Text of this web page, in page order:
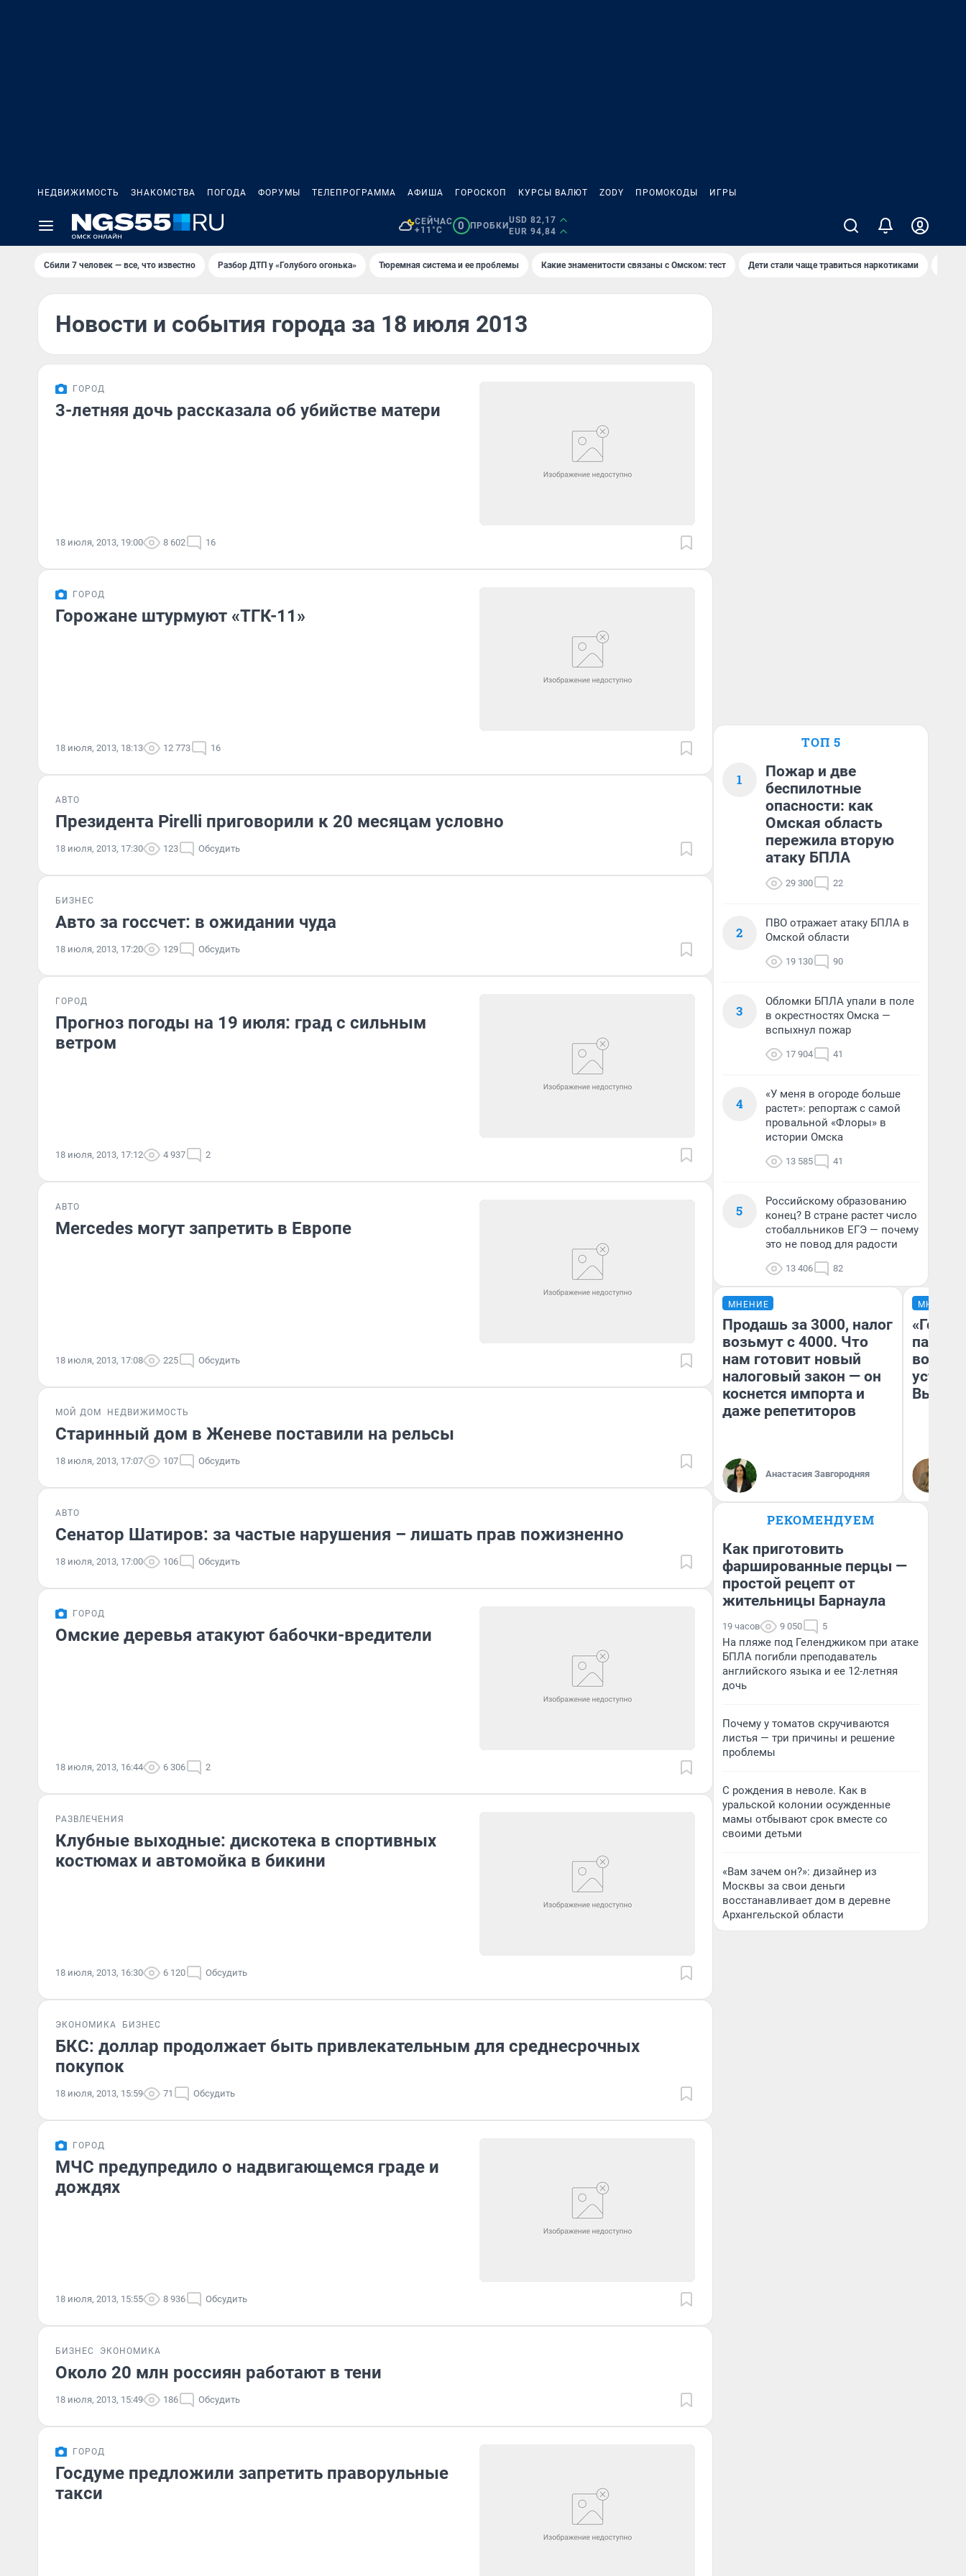
НЕДВИЖИМОСТЬ ЗНАКОМСТВА ПОГОДА ФОРУМЫ ТЕЛЕПРОГРАММА АФИША ГОРОСКОП КУРСЫ ВАЛЮТ ZODY ПРОМОКОДЫ ИГРЫ
СЕЙЧАС
+11°C
0 ПРОБКИ
USD 82,17
EUR 94,84
Сбили 7 человек — все, что известно Разбор ДТП у «Голубого огонька» Тюремная система и ее проблемы Какие знаменитости связаны с Омском: тест Дети стали чаще травиться наркотиками
Новости и события города за 18 июля 2013
ГОРОД
3-летняя дочь рассказала об убийстве матери
18 июля, 2013, 19:00 8 602 16
ГОРОД
Горожане штурмуют «ТГК-11»
18 июля, 2013, 18:13 12 773 16
АВТО
Президента Pirelli приговорили к 20 месяцам условно
18 июля, 2013, 17:30 123 Обсудить
БИЗНЕС
Авто за госсчет: в ожидании чуда
18 июля, 2013, 17:20 129 Обсудить
ГОРОД
Прогноз погоды на 19 июля: град с сильным
ветром
18 июля, 2013, 17:12 4 937 2
АВТО
Mercedes могут запретить в Европе
18 июля, 2013, 17:08 225 Обсудить
МОЙ ДОМ НЕДВИЖИМОСТЬ
Старинный дом в Женеве поставили на рельсы
18 июля, 2013, 17:07 107 Обсудить
АВТО
Сенатор Шатиров: за частые нарушения – лишать прав пожизненно
18 июля, 2013, 17:00 106 Обсудить
ГОРОД
Омские деревья атакуют бабочки-вредители
18 июля, 2013, 16:44 6 306 2
РАЗВЛЕЧЕНИЯ
Клубные выходные: дискотека в спортивных
костюмах и автомойка в бикини
18 июля, 2013, 16:30 6 120 Обсудить
ЭКОНОМИКА БИЗНЕС
БКС: доллар продолжает быть привлекательным для среднесрочных
покупок
18 июля, 2013, 15:59 71 Обсудить
ГОРОД
МЧС предупредило о надвигающемся граде и
дождях
18 июля, 2013, 15:55 8 936 Обсудить
БИЗНЕС ЭКОНОМИКА
Около 20 млн россиян работают в тени
18 июля, 2013, 15:49 186 Обсудить
ГОРОД
Госдуме предложили запретить праворульные
такси
ТОП 5
1
Пожар и две
беспилотные
опасности: как
Омская область
пережила вторую
атаку БПЛА
29 300 22
2
ПВО отражает атаку БПЛА в
Омской области
19 130 90
3
Обломки БПЛА упали в поле
в окрестностях Омска —
вспыхнул пожар
17 904 41
4
«У меня в огороде больше
растет»: репортаж с самой
провальной «Флоры» в
истории Омска
13 585 41
5
Российскому образованию
конец? В стране растет число
стобалльников ЕГЭ — почему
это не повод для радости
13 406 82
МНЕНИЕ
Продашь за 3000, налог
возьмут с 4000. Что
нам готовит новый
налоговый закон — он
коснется импорта и
даже репетиторов
Анастасия Завгородняя
МНЕНИЕ
РЕКОМЕНДУЕМ
Как приготовить
фаршированные перцы —
простой рецепт от
жительницы Барнаула
19 часов 9 050 5
На пляже под Геленджиком при атаке
БПЛА погибли преподаватель
английского языка и ее 12-летняя
дочь
Почему у томатов скручиваются
листья — три причины и решение
проблемы
С рождения в неволе. Как в
уральской колонии осужденные
мамы отбывают срок вместе со
своими детьми
«Вам зачем он?»: дизайнер из
Москвы за свои деньги
восстанавливает дом в деревне
Архангельской области